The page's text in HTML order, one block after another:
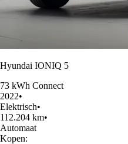
Hyundai IONIQ 5
73 kWh Connect
2022•
Elektrisch•
112.204 km•
Automaat
Kopen: